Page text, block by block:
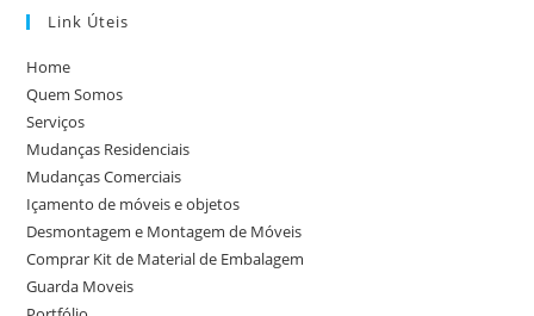
Link Úteis
Home
Quem Somos
Serviços
Mudanças Residenciais
Mudanças Comerciais
Içamento de móveis e objetos
Desmontagem e Montagem de Móveis
Comprar Kit de Material de Embalagem
Guarda Moveis